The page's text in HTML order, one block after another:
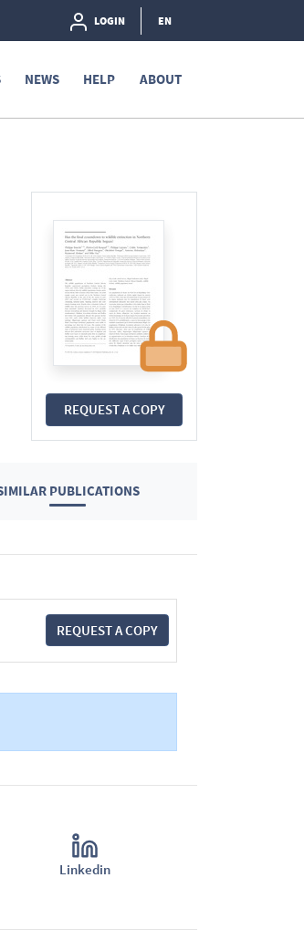
LOGIN EN
NEWS HELP ABOUT
REQUEST A COPY
PUBLICATIONS
REQUEST A COPY
Linkedin